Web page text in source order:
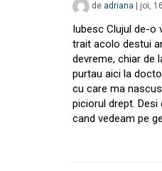
de adriana joi,
Iubesc Clujul de-o
trait acolo destui
devreme, chiar de
purtau aici la
cu care ma
piciorul drept.
cand vedeam pe